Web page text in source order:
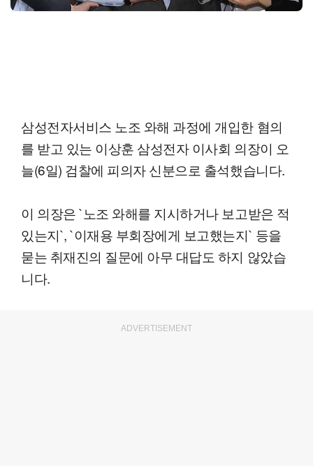
삼성전자서비스 노조 와해 과정에 개입한 혐의
를 받고 있는 이상훈 삼성전자 이사회 의장이 오
늘(6일) 검찰에 피의자 신분으로 출석했습니다.
이 의장은 `노조 와해를 지시하거나 보고받은 적
있는지`, `이재용 부회장에게 보고했는지` 등을
묻는 취재진의 질문에 아무 대답도 하지 않았습
니다.
ADVERTISEMENT